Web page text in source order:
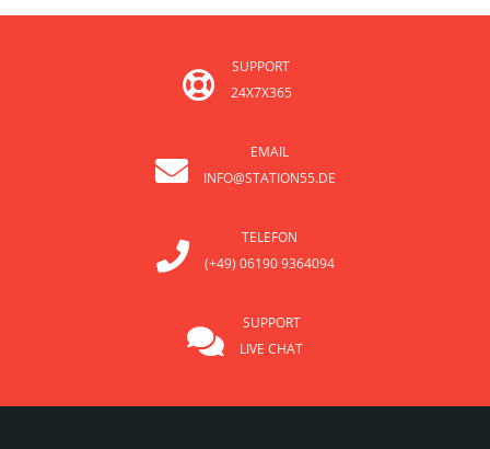
SUPPORT
24X7X365
EMAIL
INFO@STATION55.DE
TELEFON
(+49) 06190 9364094
SUPPORT
LIVE CHAT